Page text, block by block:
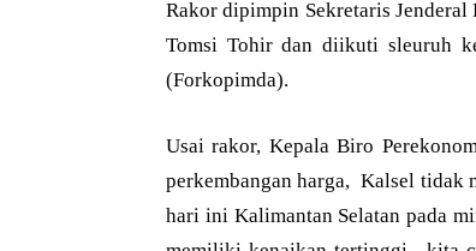
Rakor dipimpin Sekretaris
Tomsi Tohir dan diikuti sleuruh
(Forkopimda).
Usai rakor, Kepala Biro
perkembangan harga, Kalsel tidak
hari ini Kalimantan Selatan pada